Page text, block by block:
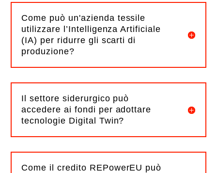
Come può un'azienda tessile
utilizzare l’Intelligenza Artificiale
(IA) per ridurre gli scarti di
produzione?
Il settore siderurgico può
accedere ai fondi per adottare
tecnologie Digital Twin?
Come il credito REPowerEU può